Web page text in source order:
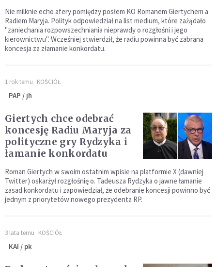
Nie milknie echo afery pomiędzy posłem KO Romanem Giertychem a
Radiem Maryja. Polityk odpowiedział na list medium, które zażądało
"zaniechania rozpowszechniania nieprawdy o rozgłośni i jego
kierownictwu". Wcześniej stwierdził, że radiu powinna być zabrana
koncesja za złamanie konkordatu.
1 rok temu KOŚCIÓŁ
PAP / jh
Giertych chce odebrać
koncesję Radiu Maryja za
polityczne gry Rydzyka i
łamanie konkordatu
Roman Giertych w swoim ostatnim wpisie na platformie X (dawniej
Twitter) oskarżył rozgłośnię o. Tadeusza Rydzyka o jawne łamanie
zasad konkordatu i zapowiedział, że odebranie koncesji powinno być
jednym z priorytetów nowego prezydenta RP.
3 lata temu KOŚCIÓŁ
KAI / pk